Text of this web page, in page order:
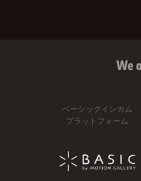
We
ベーシックインカム
プラットフォーム